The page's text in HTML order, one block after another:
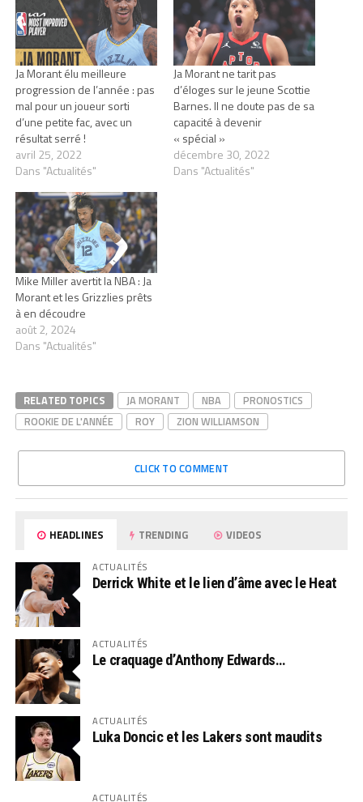
Ja Morant élu meilleure
progression de l’année : pas
mal pour un joueur sorti
d’une petite fac, avec un
résultat serré !
avril 25, 2022
Dans "Actualités"
Ja Morant ne tarit pas
d’éloges sur le jeune Scottie
Barnes. Il ne doute pas de sa
capacité à devenir
« spécial »
décembre 30, 2022
Dans "Actualités"
Mike Miller avertit la NBA : Ja
Morant et les Grizzlies prêts
à en découdre
août 2, 2024
Dans "Actualités"
RELATED TOPICS JA MORANT NBA
PRONOSTICS
ROOKIE DE L'ANNÉE
ROY ZION WILLIAMSON
CLICK TO COMMENT
HEADLINES TRENDING VIDEOS
ACTUALITÉS
Derrick White et le lien d’âme avec le Heat
ACTUALITÉS
Le craquage d’Anthony Edwards…
ACTUALITÉS
Luka Doncic et les Lakers sont maudits
ACTUALITÉS